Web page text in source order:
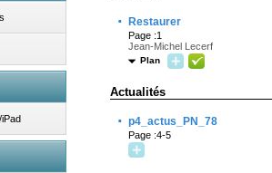
· Restaurer
Page :1
Jean-Michel Lecerf
Plan
Actualités
· p4_actus_PN_78
Page :4-5